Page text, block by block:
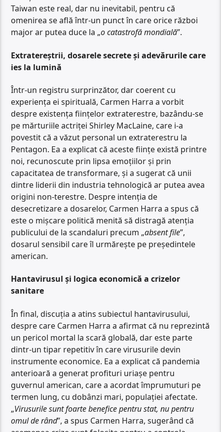
Taiwan este real, dar nu inevitabil, pentru că
omenirea se află într-un punct în care orice război
major ar putea duce la „o catastrofă mondială”.
Extratereștrii, dosarele secrete și adevărurile care
ies la lumină
Într-un registru surprinzător, dar coerent cu
experiența ei spirituală, Carmen Harra a vorbit
despre existența ființelor extraterestre, bazându-se
pe mărturiile actriței Shirley MacLaine, care i-a
povestit că a văzut personal un extraterestru la
Pentagon. Ea a explicat că aceste ființe există printre
noi, recunoscute prin lipsa emoțiilor și prin
capacitatea de transformare, și a sugerat că unii
dintre liderii din industria tehnologică ar putea avea
origini non-terestre. Despre intenția de
desecretizare a dosarelor, Carmen Harra a spus că
este o mișcare politică menită să distragă atenția
publicului de la scandaluri precum „absent file”,
dosarul sensibil care îl urmărește pe președintele
american.
Hantavirusul și logica economică a crizelor
sanitare
În final, discuția a atins subiectul hantavirusului,
despre care Carmen Harra a afirmat că nu reprezintă
un pericol mortal la scară globală, dar este parte
dintr-un tipar repetitiv în care virusurile devin
instrumente economice. Ea a explicat că pandemia
anterioară a generat profituri uriașe pentru
guvernul american, care a acordat împrumuturi pe
termen lung, cu dobânzi mari, populației afectate.
„Virusurile sunt foarte benefice pentru stat, nu pentru
omul de rând”, a spus Carmen Harra, sugerând că